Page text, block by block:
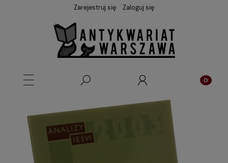
Zarejestruj się Zaloguj się